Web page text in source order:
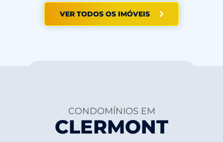
VER TODOS OS IMÓVEIS
CONDOMÍNIOS EM
CLERMONT